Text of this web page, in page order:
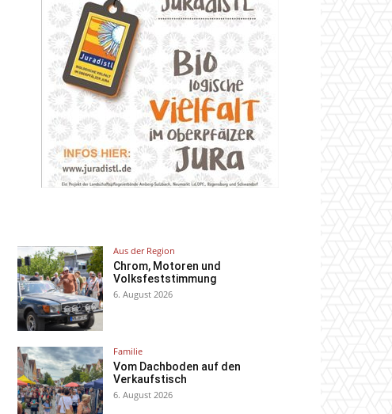
Aus der Region
Chrom, Motoren und
Volksfeststimmung
6. August 2026
Familie
Vom Dachboden auf den
Verkaufstisch
6. August 2026